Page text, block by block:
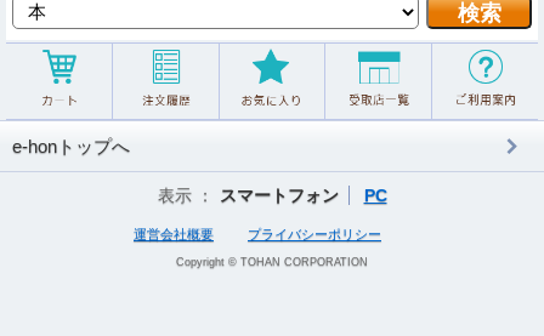
e-honトップへ
表示 ： スマートフォン PC
運営会社概要 プライバシーポリシー
Copyright © TOHAN CORPORATION